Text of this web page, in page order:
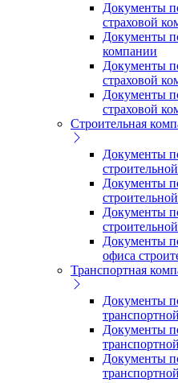
Документы
страховой
Документы
компании
Документы
страховой
Документы
страховой
Строительная
Документы
Документы
Документы
Документы
офиса
Транспортная
Документы
Документы
Документы